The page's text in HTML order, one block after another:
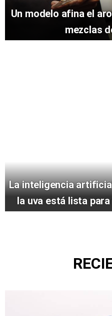
Un modelo afina el
mezclas
La inteligencia
la uva está lista